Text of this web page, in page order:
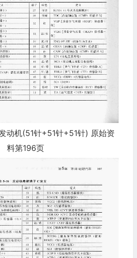
动机(51针+51针+51针) 原始资
料第196页